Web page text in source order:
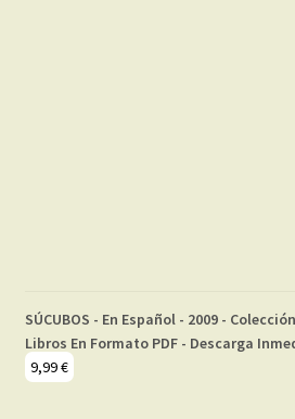
SÚCUBOS - En Español - 2009 -
Libros En Formato PDF - Descarga
9,99€